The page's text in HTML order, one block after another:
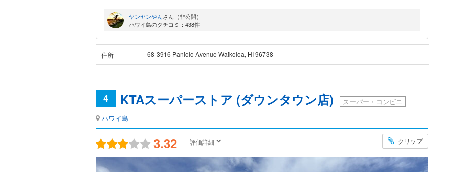
ヤンヤンやんさん（非公開）
ハワイ島のクチコミ：438件
住所 68-3916 Paniolo Avenue Waikoloa, HI 96738
4 KTAスーパーストア (ダウンタウン店)
スーパー・コンビニ
ハワイ島
3.32 評価詳細 クリップ